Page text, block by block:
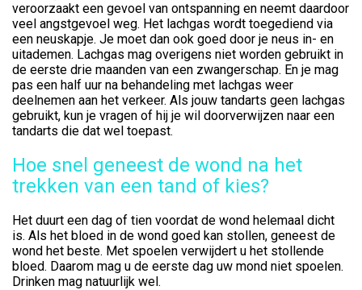
veroorzaakt een gevoel van ontspanning en neemt daardoor
veel angstgevoel weg. Het lachgas wordt toegediend via
een neuskapje. Je moet dan ook goed door je neus in- en
uitademen. Lachgas mag overigens niet worden gebruikt in
de eerste drie maanden van een zwangerschap. En je mag
pas een half uur na behandeling met lachgas weer
deelnemen aan het verkeer. Als jouw tandarts geen lachgas
gebruikt, kun je vragen of hij je wil doorverwijzen naar een
tandarts die dat wel toepast.
Hoe snel geneest de wond na het
trekken van een tand of kies?
Het duurt een dag of tien voordat de wond helemaal dicht
is. Als het bloed in de wond goed kan stollen, geneest de
wond het beste. Met spoelen verwijdert u het stollende
bloed. Daarom mag u de eerste dag uw mond niet spoelen.
Drinken mag natuurlijk wel.